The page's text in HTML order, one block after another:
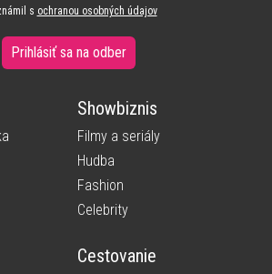
s ochranou osobných údajov
Prihlásiť sa na odber
Showbiznis
Filmy a seriály
Hudba
Fashion
Celebrity
Cestovanie